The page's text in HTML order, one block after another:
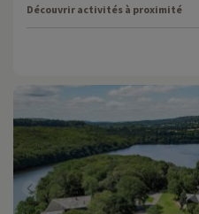
Découvrir activités à proximité